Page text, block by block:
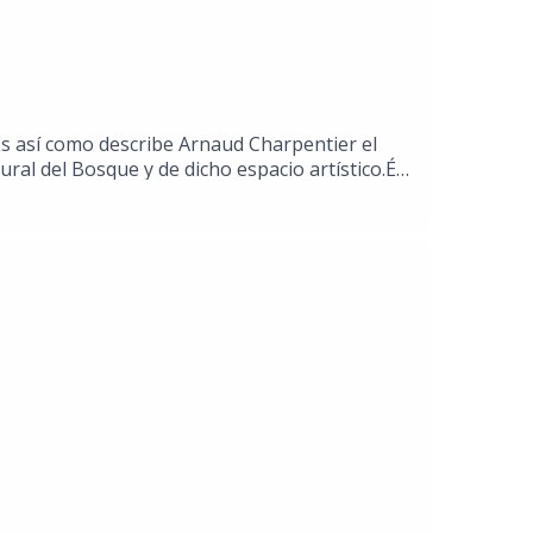
así como describe Arnaud Charpentier el
del Bosque y de dicho espacio artístico.Él
dialogan con la naturaleza y la
pinta para convertirse en uno de sus